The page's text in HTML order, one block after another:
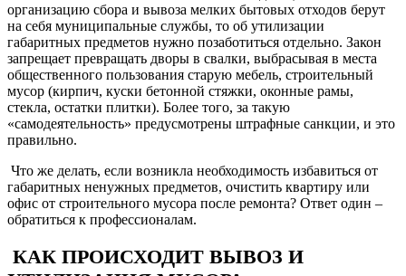
организацию сбора и вывоза мелких бытовых отходов берут
на себя муниципальные службы, то об утилизации
габаритных предметов нужно позаботиться отдельно. Закон
запрещает превращать дворы в свалки, выбрасывая в места
общественного пользования старую мебель, строительный
мусор (кирпич, куски бетонной стяжки, оконные рамы,
стекла, остатки плитки). Более того, за такую
«самодеятельность» предусмотрены штрафные санкции, и это
правильно.
Что же делать, если возникла необходимость избавиться от
габаритных ненужных предметов, очистить квартиру или
офис от строительного мусора после ремонта? Ответ один –
обратиться к профессионалам.
КАК ПРОИСХОДИТ ВЫВОЗ И